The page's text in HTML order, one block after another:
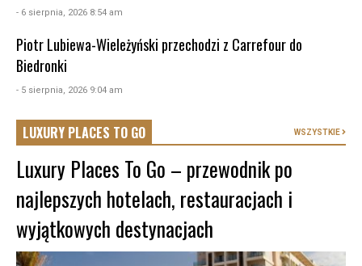
- 6 sierpnia, 2026 8:54 am
Piotr Lubiewa-Wieleżyński przechodzi z Carrefour do
Biedronki
- 5 sierpnia, 2026 9:04 am
LUXURY PLACES TO GO WSZYSTKIE
Luxury Places To Go – przewodnik po
najlepszych hotelach, restauracjach i
wyjątkowych destynacjach